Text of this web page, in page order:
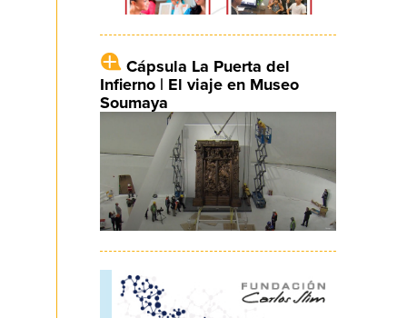
Cápsula La Puerta del
Infierno | El viaje en Museo
Soumaya